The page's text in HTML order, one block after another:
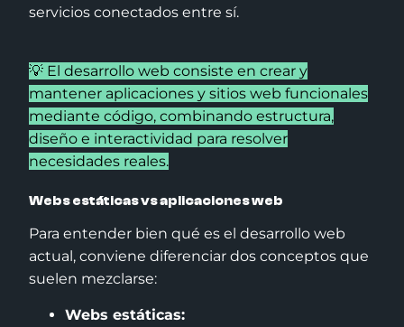
servicios conectados entre sí.
💡 El desarrollo web consiste en crear y
mantener aplicaciones y sitios web funcionales
mediante código, combinando estructura,
diseño e interactividad para resolver
necesidades reales.
Webs estáticas vs aplicaciones web
Para entender bien qué es el desarrollo web
actual, conviene diferenciar dos conceptos que
suelen mezclarse:
Webs estáticas: